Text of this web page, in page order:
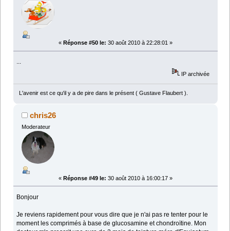
« Réponse #50 le: 30 août 2010 à 22:28:01 »
...
IP archivée
L'avenir est ce qu'il y a de pire dans le présent ( Gustave Flaubert ).
chris26
Moderateur
« Réponse #49 le: 30 août 2010 à 16:00:17 »
Bonjour
Je reviens rapidement pour vous dire que je n'ai pas re tenter pour le
moment les comprimés à base de glucosamine et chondroïtine. Mon